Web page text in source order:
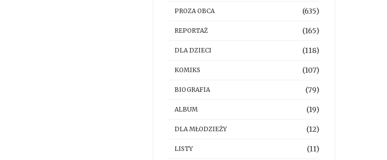
PROZA OBCA (635)
REPORTAŻ (165)
DLA DZIECI (118)
KOMIKS (107)
BIOGRAFIA (79)
ALBUM (19)
DLA MŁODZIEŻY (12)
LISTY (11)